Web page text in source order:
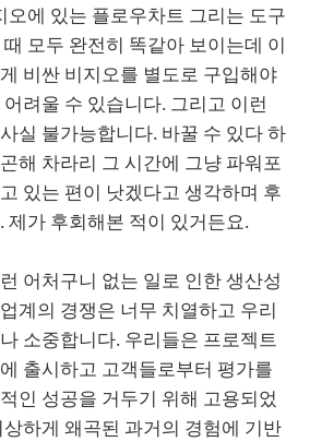
오에 있는 플로우차트 그리는 도구
모두 완전히 똑같아 보이는데 이
비싼 비지오를 별도로 구입해야
려울 수 있습니다. 그리고 이런
실 불가능합니다. 바꿀 수 있다 하
해 차라리 그 시간에 그냥 파워포
있는 편이 낫겠다고 생각하며 후
제가 후회해본 적이 있거든요.
어처구니 없는 일로 인한 생산성
계의 경쟁은 너무 치열하고 우리
소중합니다. 우리들은 프로젝트
출시하고 고객들로부터 평가를
인 성공을 거두기 위해 고용되었
하게 왜곡된 과거의 경험에 기반